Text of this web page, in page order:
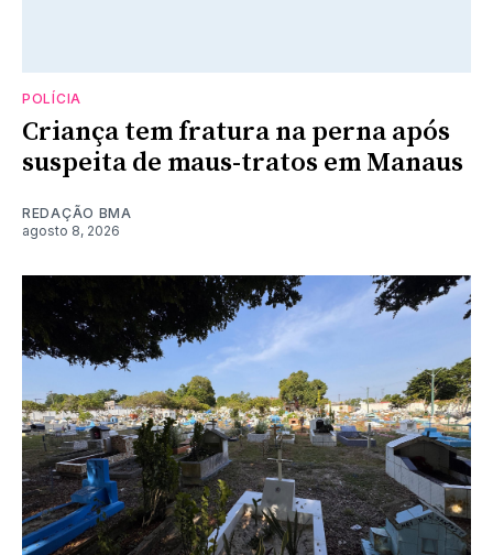
POLÍCIA
Criança tem fratura na perna após
suspeita de maus-tratos em Manaus
REDAÇÃO BMA
agosto 8, 2026